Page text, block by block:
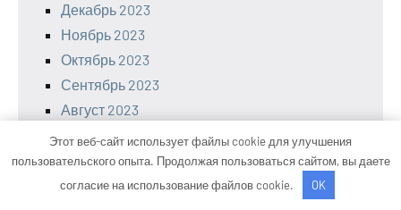
Декабрь 2023
Ноябрь 2023
Октябрь 2023
Сентябрь 2023
Август 2023
Июль 2023
Сентябрь 2022
Июль 2022
Этот веб-сайт использует файлы cookie для улучшения
пользовательского опыта. Продолжая пользоваться сайтом, вы даете
согласие на использование файлов cookie.
OK